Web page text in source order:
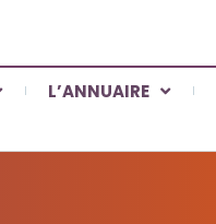
L’ANNUAIRE